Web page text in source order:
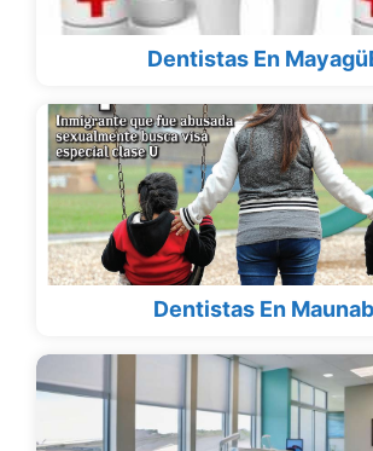
Dentistas En
Dentistas En